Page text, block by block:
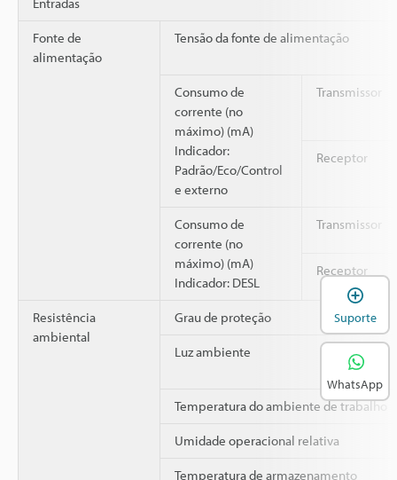
Fonte de
alimentação
Tensão da fonte de alimentação
Consumo de
corrente (no
máximo) (mA)
Indicador:
Padrão/Eco/Control
e externo
Transmissor
Receptor
Consumo de
corrente (no
máximo) (mA)
Indicador: DESL
Transmissor
Receptor
Resistência
ambiental
Grau de proteção
Luz ambiente
Temperatura do ambiente de trabalho
Umidade operacional relativa
Temperatura de armazenamento
Suporte
WhatsApp